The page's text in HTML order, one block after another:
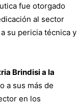
fue otorgado
al sector
su pericia técnica y
Brindisi a la
a sus más de
en los